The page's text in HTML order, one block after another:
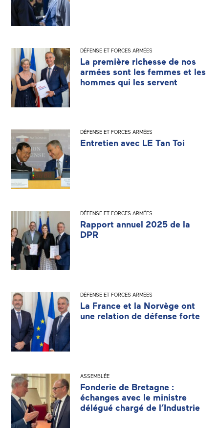
DÉFENSE ET FORCES ARMÉES
La première richesse de nos
armées sont les femmes et les
hommes qui les servent
DÉFENSE ET FORCES ARMÉES
Entretien avec LE Tan Toi
DÉFENSE ET FORCES ARMÉES
Rapport annuel 2025 de la
DPR
DÉFENSE ET FORCES ARMÉES
La France et la Norvège ont
une relation de défense forte
ASSEMBLÉE
Fonderie de Bretagne :
échanges avec le ministre
délégué chargé de l’Industrie